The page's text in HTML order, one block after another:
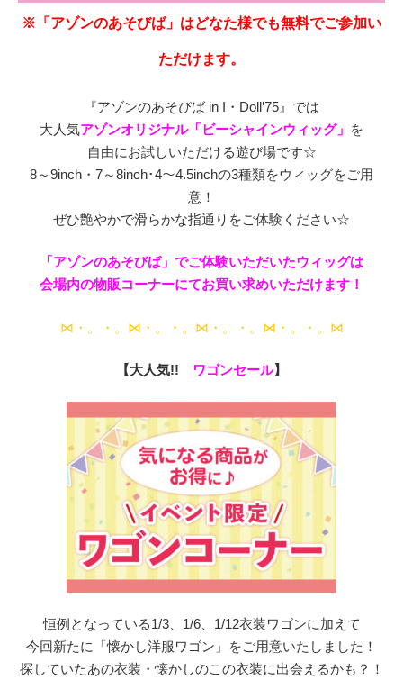
※「アゾンのあそびば」はどなた様でも無料でご参加い
ただけます。
『アゾンのあそびば in I・Doll’75 』では
大人気アゾンオリジナル「ビーシャインウィッグ」 を
自由にお試しいただける遊び場です☆
8～9inch・7～8inch･4～4.5inchの3種類をウィッグをご用
意！
ぜひ艶やかで滑らかな指通りをご体験ください☆
「アゾンのあそびば」でご体験いただいたウィッグは
会場内の物販コーナーにてお買い求めいただけます！
⋈・。・。⋈・。・。⋈・。・。⋈・。・。⋈
【大人気!! ワゴンセール】
恒例となっている1/3、1/6、1/12衣装ワゴンに加えて
今回新たに「懐かし洋服ワゴン」をご用意いたしました！
探していたあの衣装・懐かしのこの衣装に出会えるかも？！